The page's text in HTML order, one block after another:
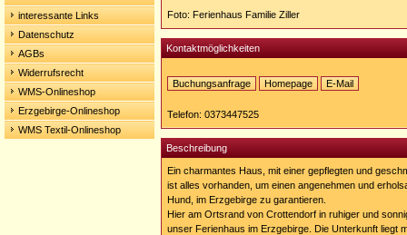
interessante Links
Datenschutz
AGBs
Widerrufsrecht
WMS-Onlineshop
Erzgebirge-Onlineshop
WMS Textil-Onlineshop
Foto: Ferienhaus Familie Ziller
Kontaktmöglichkeiten
Buchungsanfrage
Homepage
https://www.ferienhaus-
ziller.de
E-Mail
Telefon: 0373447525
Beschreibung
Ein charmantes Haus, mit einer gepflegten und
ist alles vorhanden, um einen angenehmen und
Hund, im Erzgebirge zu garantieren.
Hier am Ortsrand von Crottendorf in ruhiger und
unser Ferienhaus im Erzgebirge. Die Unterkunft liegt